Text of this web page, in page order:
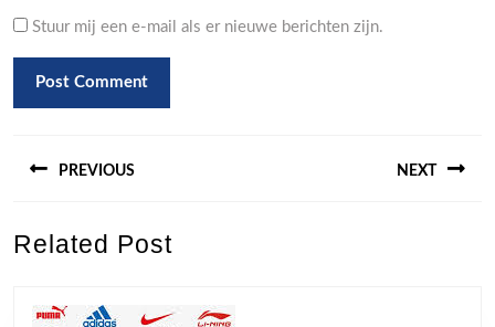
Stuur mij een e-mail als er nieuwe berichten zijn.
PREVIOUS
post:
NEXT
Related Post